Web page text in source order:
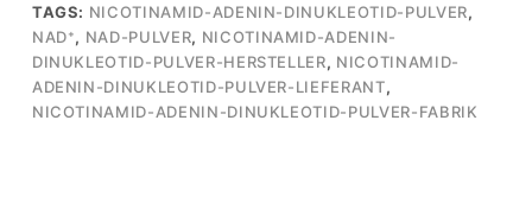
TAGS: NICOTINAMID-ADENIN-DINUKLEOTID-PULVER,
NAD⁺, NAD-PULVER, NICOTINAMID-ADENIN-
DINUKLEOTID-PULVER-HERSTELLER, NICOTINAMID-
ADENIN-DINUKLEOTID-PULVER-LIEFERANT,
NICOTINAMID-ADENIN-DINUKLEOTID-PULVER-FABRIK